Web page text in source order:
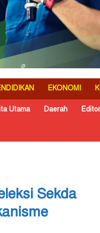
EKONOMI
Utama Daerah
Sekda